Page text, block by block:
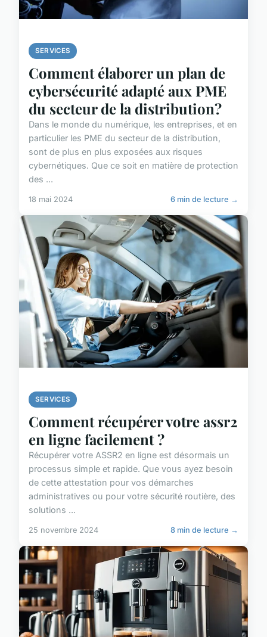
SERVICES
Comment élaborer un plan de
cybersécurité adapté aux PME
du secteur de la distribution?
Dans le monde du numérique, les entreprises, et en
particulier les PME du secteur de la distribution,
sont de plus en plus exposées aux risques
cybernétiques. Que ce soit en matière de protection
des ...
18 mai 2024 6 min de lecture →
SERVICES
Comment récupérer votre assr2
en ligne facilement ?
Récupérer votre ASSR2 en ligne est désormais un
processus simple et rapide. Que vous ayez besoin
de cette attestation pour vos démarches
administratives ou pour votre sécurité routière, des
solutions ...
25 novembre 2024 8 min de lecture →